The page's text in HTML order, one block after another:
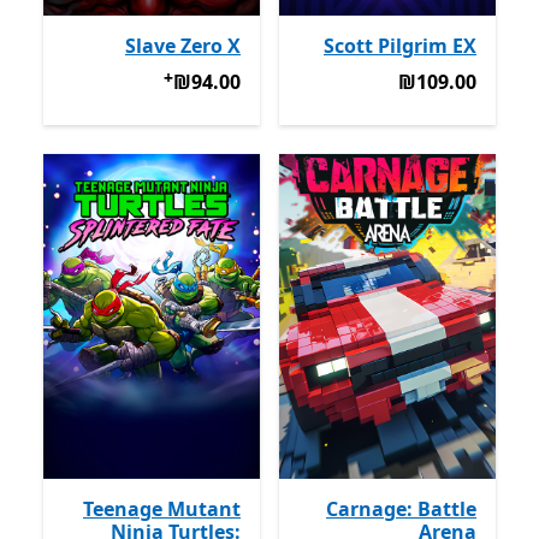
Scott Pilgrim EX
‪₪109.00‬
‪₪109.00‬
Slave Zero X
‪₪94.00‬מבצעים על רכישת‪₪94.00‬
+
Carnage: Battle
Arena
Teenage Mutant
Ninja Turtles: